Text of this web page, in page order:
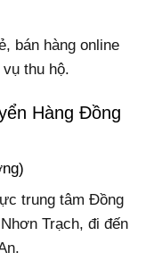
bán hàng online
thu hộ.
Hàng Đồng
trung tâm Đồng
Trạch, đi đến